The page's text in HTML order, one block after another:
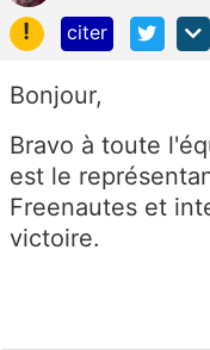
!
citer
Bonjour,
Bravo à toute
est le
Freenautes et
victoire.